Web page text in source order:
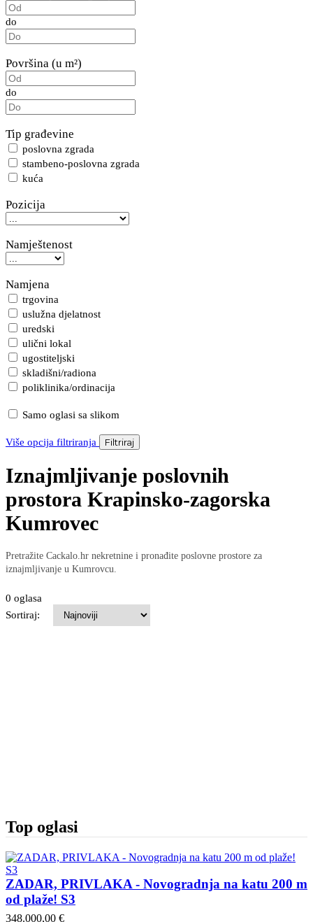
do
Površina (u m²)
do
Tip građevine
poslovna zgrada
stambeno-poslovna zgrada
kuća
Pozicija
Namještenost
Namjena
trgovina
uslužna djelatnost
uredski
ulični lokal
ugostiteljski
skladišni/radiona
poliklinika/ordinacija
Samo oglasi sa slikom
Više opcija filtriranja Filtriraj
Iznajmljivanje poslovnih
prostora Krapinsko-zagorska
Kumrovec
Pretražite Cackalo.hr nekretnine i pronađite poslovne prostore za
iznajmljivanje u Kumrovcu.
0 oglasa
Sortiraj:
Top oglasi
ZADAR, PRIVLAKA - Novogradnja na katu 200 m
od plaže! S3
348.000,00 €